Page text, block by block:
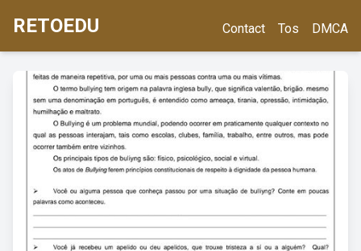
RETOEDU Contact Tos DMCA